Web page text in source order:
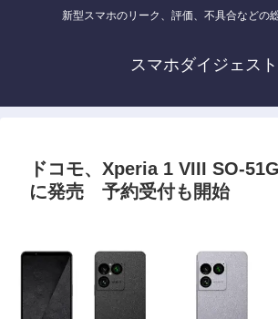
新型スマホのリーク、評価、不具合などの
スマホダイジェスト
ドコモ、Xperia 1 VIII SO-
に発売 予約受付も開始